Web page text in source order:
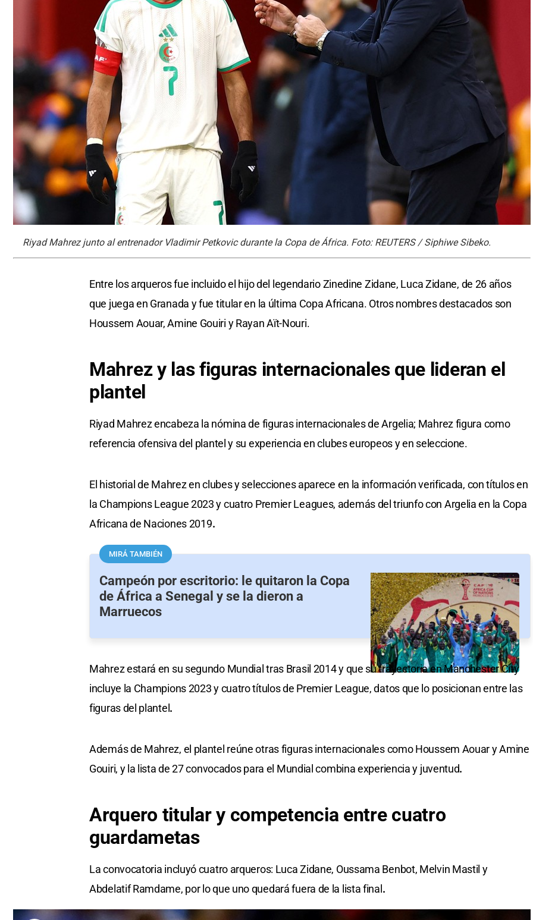
Riyad Mahrez junto al entrenador Vladimir Petkovic durante la Copa de África. Foto: REUTERS / Siphiwe Sibeko.
Entre los arqueros fue incluido el hijo del legendario Zinedine Zidane, Luca Zidane, de 26 años
que juega en Granada y fue titular en la última Copa Africana. Otros nombres destacados son
Houssem Aouar, Amine Gouiri y Rayan Aït-Nouri.
Mahrez y las figuras internacionales que lideran el
plantel
Riyad Mahrez encabeza la nómina de figuras internacionales de Argelia; Mahrez figura como
referencia ofensiva del plantel y su experiencia en clubes europeos y en seleccione.
El historial de Mahrez en clubes y selecciones aparece en la información verificada, con títulos en
la Champions League 2023 y cuatro Premier Leagues, además del triunfo con Argelia en la Copa
Africana de Naciones 2019.
MIRÁ TAMBIÉN
Campeón por escritorio: le quitaron la Copa
de África a Senegal y se la dieron a
Marruecos
Mahrez estará en su segundo Mundial tras Brasil 2014 y que su trayectoria en Manchester City
incluye la Champions 2023 y cuatro títulos de Premier League, datos que lo posicionan entre las
figuras del plantel .
Además de Mahrez, el plantel reúne otras figuras internacionales como Houssem Aouar y Amine
Gouiri, y la lista de 27 convocados para el Mundial combina experiencia y juventud.
Arquero titular y competencia entre cuatro
guardametas
La convocatoria incluyó cuatro arqueros: Luca Zidane, Oussama Benbot, Melvin Mastil y
Abdelatif Ramdame, por lo que uno quedará fuera de la lista final .